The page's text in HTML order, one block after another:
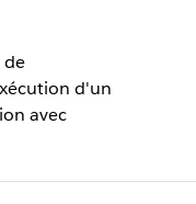
de
d'un
avec